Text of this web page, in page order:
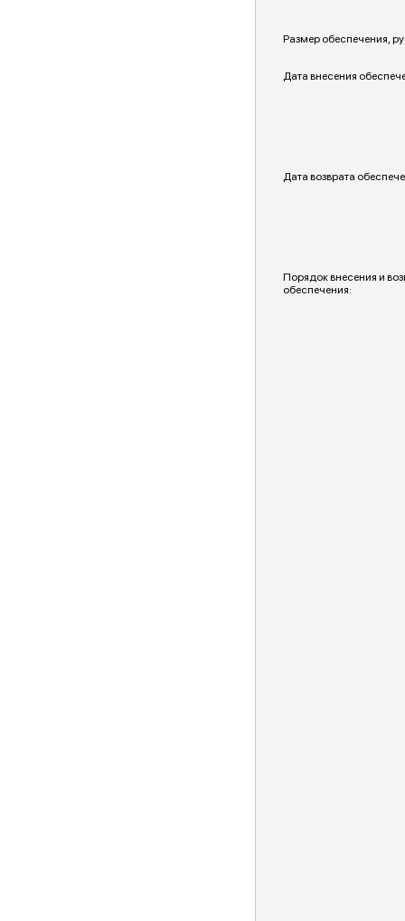
Размер обеспечения,
Дата внесения
Дата возврата
Порядок внесения и
обеспечения: